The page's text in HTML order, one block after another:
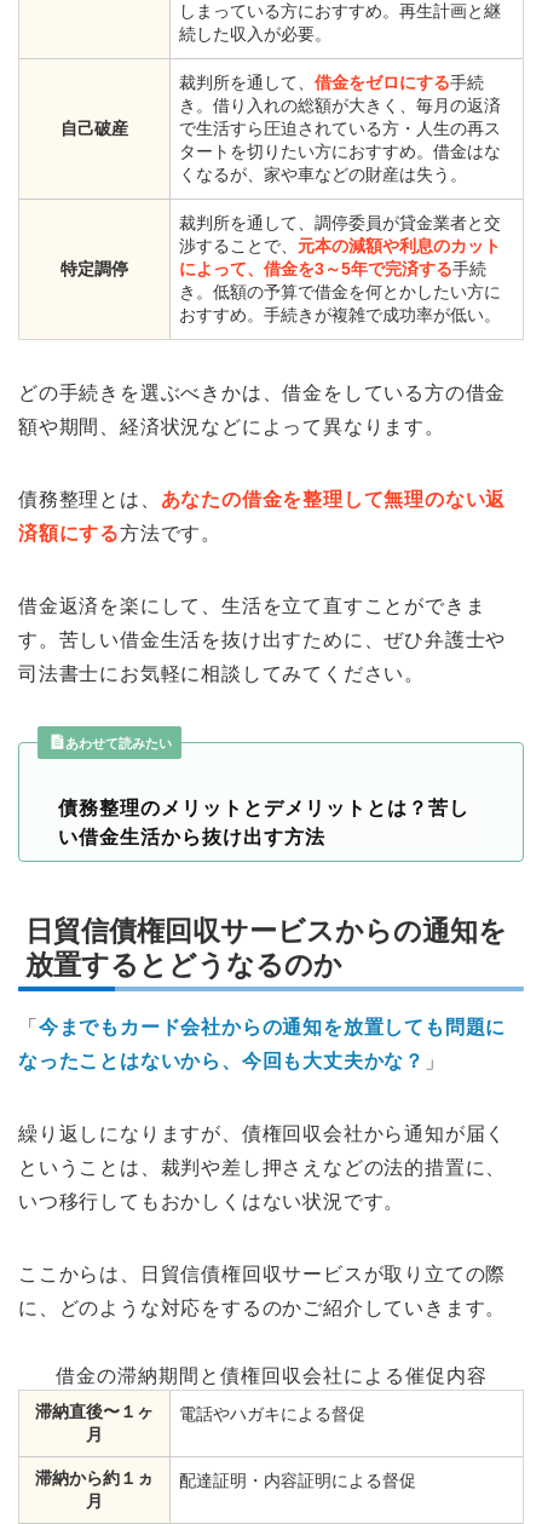
しまっている方におすすめ。再生計画と継
続した収入が必要。
自己破産
裁判所を通して、 借金をゼロにする手続
き。借り入れの総額が大きく、毎月の返済
で生活すら圧迫されている方・人生の再ス
タートを切りたい方におすすめ。借金はな
くなるが、家や車などの財産は失う。
特定調停
裁判所を通して、調停委員が貸金業者と交
渉することで、 元本の減額や利息のカット
によって、借金を3～5年で完済する手続
き。低額の予算で借金を何とかしたい方に
おすすめ。手続きが複雑で成功率が低い。
どの手続きを選ぶべきかは、借金をしている方の借金
額や期間、経済状況などによって異なります。
債務整理とは、 あなたの借金を整理して無理のない返
済額にする方法です。
借金返済を楽にして、生活を立て直すことができま
す。苦しい借金生活を抜け出すために、ぜひ弁護士や
司法書士にお気軽に相談してみてください。
あわせて読みたい
債務整理のメリットとデメリットとは？苦し
い借金生活から抜け出す方法
日貿信債権回収サービスからの通知を
放置するとどうなるのか
「 今までもカード会社からの通知を放置しても問題に
なったことはないから、今回も大丈夫かな？ 」
繰り返しになりますが、債権回収会社から通知が届く
ということは、裁判や差し押さえなどの法的措置に、
いつ移行してもおかしくはない状況です。
ここからは、日貿信債権回収サービスが取り立ての際
に、どのような対応をするのかご紹介していきます。
借金の滞納期間と債権回収会社による催促内容
滞納直後〜１ヶ
月
電話やハガキによる督促
滞納から約１ヵ
月
配達証明・内容証明による督促